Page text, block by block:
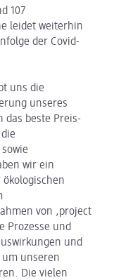
107
leidet weiterhin
der Covid-
uns die
unseres
das beste Preis-
wir ein
von ,project
Prozesse und
und
unseren
Die vielen